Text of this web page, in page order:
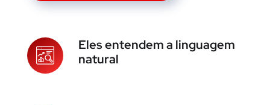
Eles entendem a linguagem
natural